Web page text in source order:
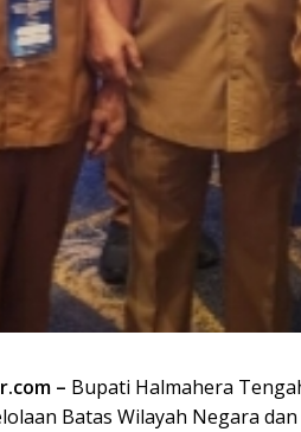
– Bupati Halmahera
Batas Wilayah Negara